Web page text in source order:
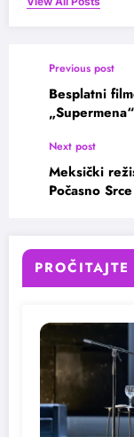
Previous post
Besplatni
Next post
Meksički
Počasno